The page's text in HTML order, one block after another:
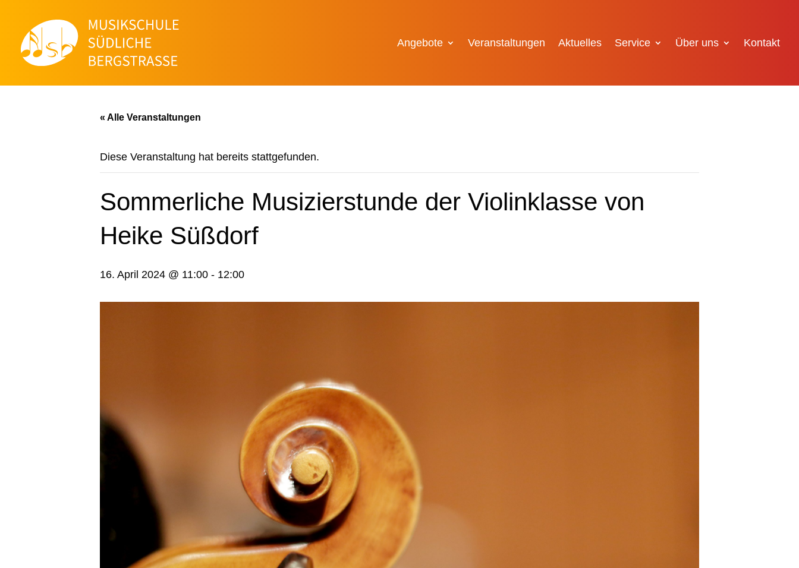
Angebote Veranstaltungen Aktuelles Service Über uns Kontakt
« Alle Veranstaltungen
Diese Veranstaltung hat bereits stattgefunden.
Sommerliche Musizierstunde der Violinklasse von
Heike Süßdorf
16. April 2024 @ 11:00 - 12:00